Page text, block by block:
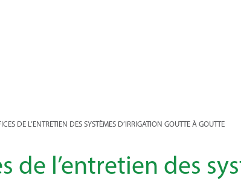
DE L’ENTRETIEN DES SYSTÈMES D’IRRIGATION GOUTTE À GOUTTE
de l’entretien des